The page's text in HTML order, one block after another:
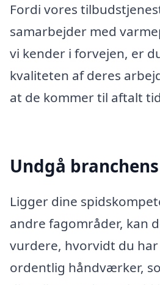
Fordi vores
samarbejder med
vi kender i forvejen, er
kvaliteten af deres
at de kommer til aftalt
Undgå
Ligger dine
andre fagområder, kan
vurdere, hvorvidt du
ordentlig håndværker,